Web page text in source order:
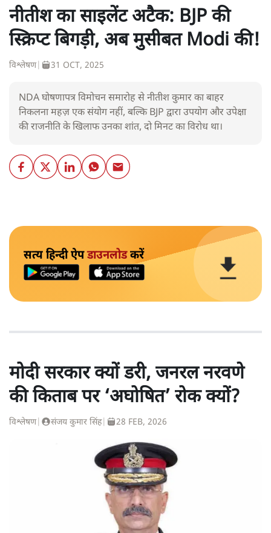
नीतीश का साइलेंट अटैक: BJP की
स्क्रिप्ट बिगड़ी, अब मुसीबत Modi की!
विश्लेषण| 31 OCT, 2025
NDA घोषणापत्र विमोचन समारोह से नीतीश कुमार का बाहर
निकलना महज़ एक संयोग नहीं, बल्कि BJP द्वारा उपयोग और उपेक्षा
की राजनीति के खिलाफ उनका शांत, दो मिनट का विरोध था।
सत्य हिन्दी ऐपडाउनलोडकरें
मोदी सरकार क्यों डरी, जनरल नरवणे
की किताब पर ‘अघोषित’ रोक क्यों?
विश्लेषण| संजय कुमार सिंह| 28 FEB, 2026